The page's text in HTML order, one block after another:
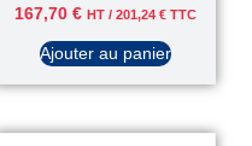
167,70 € HT / 201,24 €TTC
Ajouter au panier